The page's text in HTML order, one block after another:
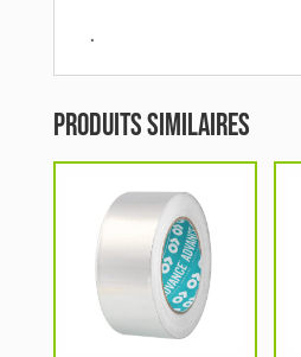
.
Produits similaires
produit
plusieurs
variations.